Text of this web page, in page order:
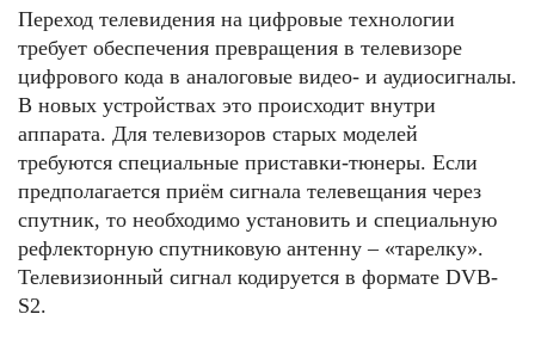
Переход телевидения на цифровые технологии
требует обеспечения превращения в телевизоре
цифрового кода в аналоговые видео- и аудиосигналы.
В новых устройствах это происходит внутри
аппарата. Для телевизоров старых моделей
требуются специальные приставки-тюнеры. Если
предполагается приём сигнала телевещания через
спутник, то необходимо установить и специальную
рефлекторную спутниковую антенну – «тарелку».
Телевизионный сигнал кодируется в формате DVB-
S2.